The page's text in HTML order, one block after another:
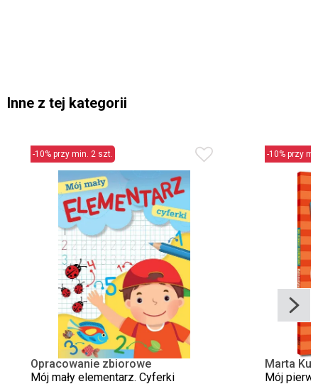
Inne z tej kategorii
-10% przy min. 2 szt.
Opracowanie zbiorowe
Mój mały elementarz. Cyferki
-10% przy
Marta
Mój